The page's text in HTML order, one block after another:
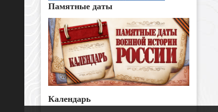
Памятные даты
Календарь